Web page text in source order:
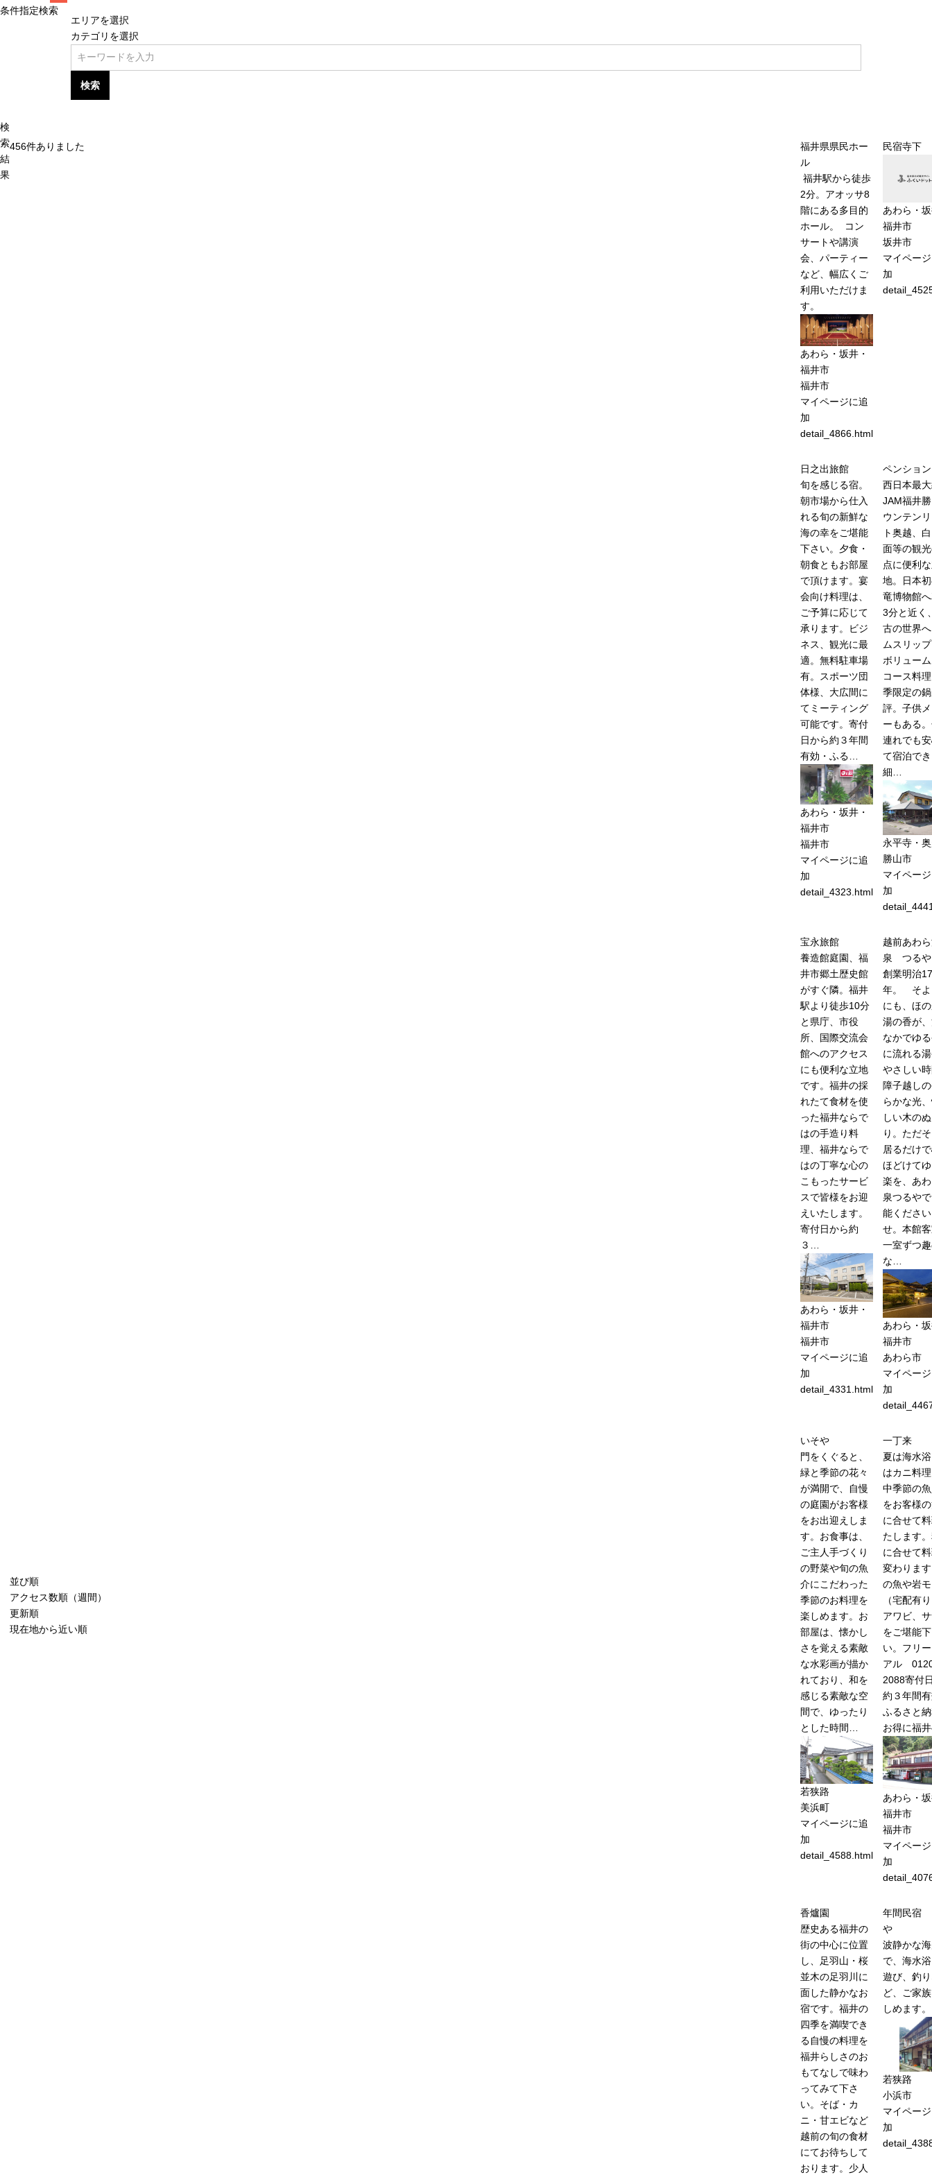
条件指定検索
エリアを選択
カテゴリを選択
検索
検
索
結
果
456件ありました
並び順
アクセス数順（週間）
更新順
現在地から近い順
福井県県民ホー
ル
福井駅から徒歩
2分。アオッサ8
階にある多目的
ホール。 コン
サートや講演
会、パーティー
など、幅広くご
利用いただけま
す。
あわら・坂井・
福井市
福井市
マイページに追
加
detail_4866.html
民宿寺下
あわら・
福井市
坂井市
マイペー
加
日之出旅館
旬を感じる宿。
朝市場から仕入
れる旬の新鮮な
海の幸をご堪能
下さい。夕食・
朝食ともお部屋
で頂けます。宴
会向け料理は、
ご予算に応じて
承ります。ビジ
ネス、観光に最
適。無料駐車場
有。スポーツ団
体様、大広間に
てミーティング
可能です。寄付
日から約３年間
有効・ふる…
あわら・坂井・
福井市
福井市
マイページに追
加
detail_4323.html
ペンショ
西日本最
JAM福井
ウンテン
ト奥越、
面等の観
点に便利
地。日本
竜博物館
3分と近く
古の世界
ムスリッ
ボリュー
コース料
季限定の
評。子供
ーもある
連れでも
て宿泊で
細…
永平寺・
勝山市
マイペー
加
宝永旅館
養造館庭園、福
井市郷土歴史館
がすぐ隣。福井
駅より徒歩10分
と県庁、市役
所、国際交流会
館へのアクセス
にも便利な立地
です。福井の採
れたて食材を使
った福井ならで
はの手造り料
理、福井ならで
はの丁寧な心の
こもったサービ
スで皆様をお迎
えいたします。
寄付日から約
３…
あわら・坂井・
福井市
福井市
マイページに追
加
detail_4331.html
越前あわ
泉 つるや
創業明治17
年。 そよ
にも、ほ
湯の香が
なかでゆ
に流れる
やさしい
障子越し
らかな光
しい木の
り。ただ
居るだけ
ほどけて
楽を、あ
泉つるや
能くださ
せ。本館
一室ずつ
な…
あわら・
福井市
あわら市
マイペー
加
いそや
門をくぐると、
緑と季節の花々
が満開で、自慢
の庭園がお客様
をお出迎えしま
す。お食事は、
ご主人手づくり
の野菜や旬の魚
介にこだわった
季節のお料理を
楽しめます。お
部屋は、懐かし
さを覚える素敵
な水彩画が描か
れており、和を
感じる素敵な空
間で、ゆったり
とした時間…
若狭路
美浜町
マイページに追
加
detail_4588.html
一丁来
夏は海水
はカニ料
中季節の
をお客様
に合せて
たします
に合せて
変わりま
の魚や岩
（宅配有
アワビ、
をご堪能
い。フリ
アル
2088寄付
約３年間
ふるさと
お得に福
あわら・
福井市
福井市
マイペー
加
香爐園
歴史ある福井の
街の中心に位置
し、足羽山・桜
並木の足羽川に
面した静かなお
宿です。福井の
四季を満喫でき
る自慢の料理を
福井らしさのお
もてなしで味わ
ってみて下さ
い。そば・カ
ニ・甘エビなど
越前の旬の食材
にてお待ちして
おります。少人
年間民宿
や
波静かな
で、海水
遊び、釣
ど、ご家
しめます。
若狭路
小浜市
マイペー
加